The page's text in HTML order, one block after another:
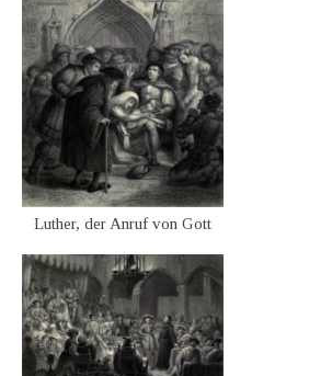
Luther, der Anruf von Gott